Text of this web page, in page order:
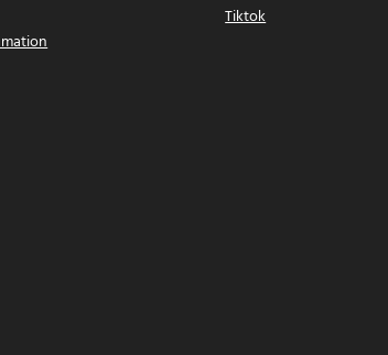
Tiktok